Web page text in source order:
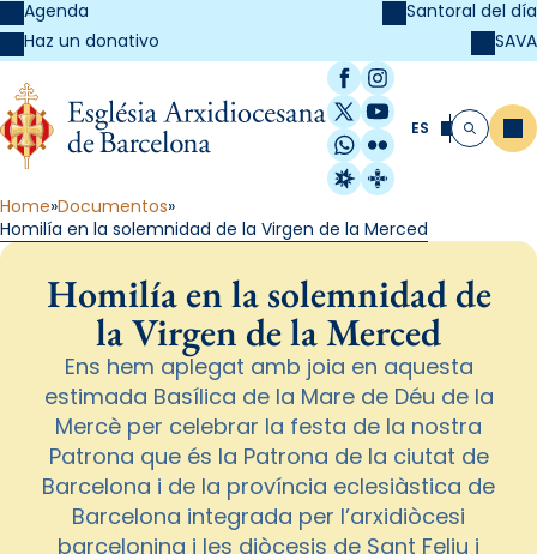
Agenda
Haz un donativo
Santoral del día
SAVA
Facebook
Instagram
X / Twitter
YouTube
WhatsApp
Flickr
Radio Estel
Catalunya
ES Buscar
Home Documentos
Homilía en la solemnidad de la Virgen de la Merced
Homilía en la solemnidad de
la Virgen de la Merced
Ens hem aplegat amb joia en aquesta
estimada Basílica de la Mare de Déu de la
Mercè per celebrar la festa de la nostra
Patrona que és la Patrona de la ciutat de
Barcelona i de la província eclesiàstica de
Barcelona integrada per l’arxidiòcesi
barcelonina i les diòcesis de Sant Feliu i